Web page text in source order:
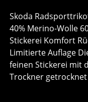
Skoda
40% Merino-Wolle
Stickerei Komfort
Limitierte Auflage
feinen Stickerei mit
Trockner getrocknet